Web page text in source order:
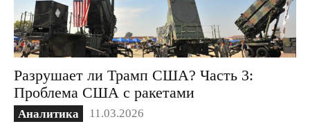
Разрушает ли Трамп США? Часть 3:
Проблема США с ракетами
Аналитика 11.03.2026